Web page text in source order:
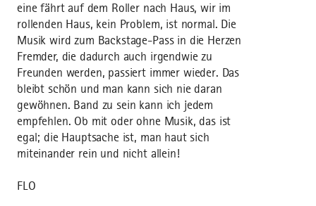
eine fährt auf dem Roller nach Haus, wir im
rollenden Haus, kein Problem, ist normal. Die
Musik wird zum Backstage-Pass in die Herzen
Fremder, die dadurch auch irgendwie zu
Freunden werden, passiert immer wieder. Das
bleibt schön und man kann sich nie daran
gewöhnen. Band zu sein kann ich jedem
empfehlen. Ob mit oder ohne Musik, das ist
egal; die Hauptsache ist, man haut sich
miteinander rein und nicht allein!
FLO